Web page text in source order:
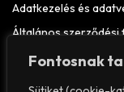
Fontosnak
Adatkezelés és
Általános szerződési
Elállási nyilatkozat